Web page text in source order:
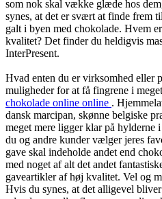
som nok skal vække glæde hos
synes, at det er svært at finde frem
galt i byen med chokolade. Hvem
kvalitet? Det finder du heldigvis
InterPresent.
Hvad enten du er virksomhed eller
muligheder for at få fingrene i
chokolade online online .
dansk marcipan, skønne belgiske
meget mere ligger klar på hylderne
du og andre kunder vælger jeres
gave skal indeholde andet end
med noget af alt det andet
gaveartikler af høj kvalitet. Vel og
Hvis du synes, at det alligevel